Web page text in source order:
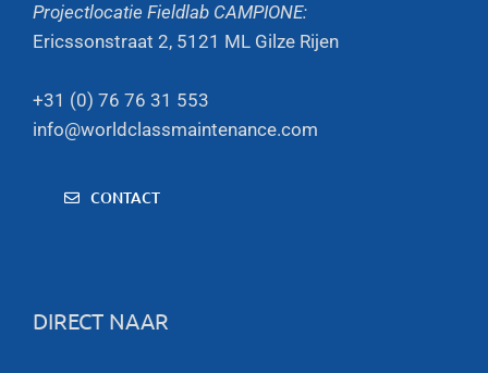
Projectlocatie Fieldlab CAMPIONE:
Ericssonstraat 2, 5121 ML Gilze Rijen
+31 (0) 76 76 31 553
info@worldclassmaintenance.com
CONTACT
DIRECT NAAR